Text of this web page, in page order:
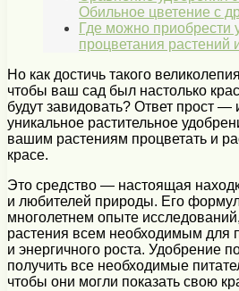
Обильное цветение с
Где можно приобрести
процветания растений
Но как достичь такого
чтобы ваш сад был настолько
будут завидовать? Ответ прост —
уникальное растительное
вашим растениям процветать и
красе.
Это средство — настоящая
и любителей природы. Его
многолетнем опыте
растения всем необходимым для
и энергичного роста. Удобрение
получить все необходимые
чтобы они могли показать свою